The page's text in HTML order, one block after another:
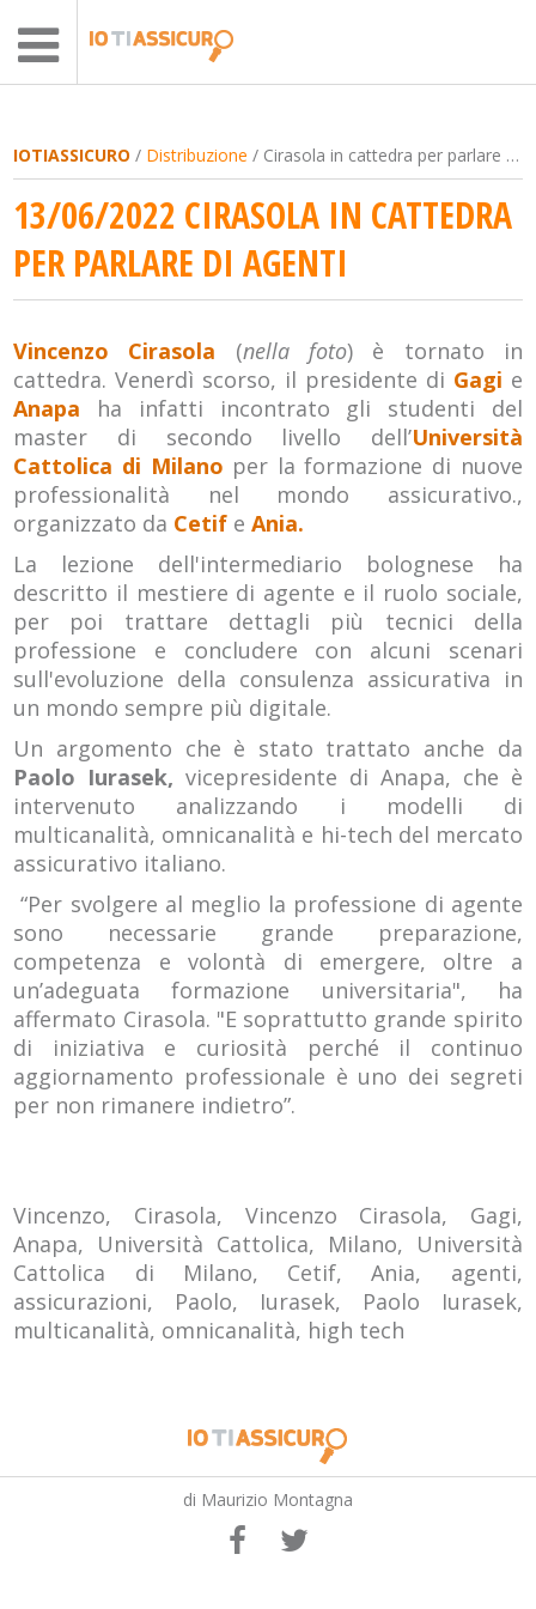
IOTIASSICURO / Distribuzione / Cirasola in cattedra per parlare di agenti
13/06/2022 CIRASOLA IN CATTEDRA
PER PARLARE DI AGENTI
Vincenzo Cirasola (nella foto) è tornato in
cattedra. Venerdì scorso, il presidente di Gagi e
Anapa ha infatti incontrato gli studenti del
master di secondo livello dell’Università
Cattolica di Milano per la formazione di nuove
professionalità nel mondo assicurativo.,
organizzato da Cetif eAnia.
La lezione dell'intermediario bolognese ha
descritto il mestiere di agente e il ruolo sociale,
per poi trattare dettagli più tecnici della
professione e concludere con alcuni scenari
sull'evoluzione della consulenza assicurativa in
un mondo sempre più digitale.
Un argomento che è stato trattato anche da
Paolo Iurasek,vicepresidente di Anapa, che è
intervenuto analizzando i modelli di
multicanalità, omnicanalità e hi-tech del mercato
assicurativo italiano.
“Per svolgere al meglio la professione di agente
sono necessarie grande preparazione,
competenza e volontà di emergere, oltre a
un’adeguata formazione universitaria", ha
affermato Cirasola. "E soprattutto grande spirito
di iniziativa e curiosità perché il continuo
aggiornamento professionale è uno dei segreti
per non rimanere indietro”.
Vincenzo, Cirasola, Vincenzo Cirasola, Gagi,
Anapa, Università Cattolica, Milano, Università
Cattolica di Milano, Cetif, Ania, agenti,
assicurazioni, Paolo, Iurasek, Paolo Iurasek,
multicanalità, omnicanalità, high tech
di Maurizio Montagna